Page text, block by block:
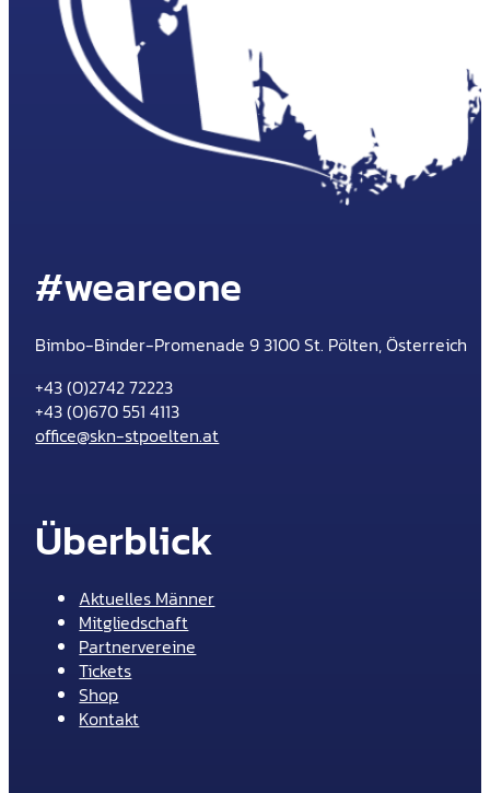
#weareone
Bimbo-Binder-Promenade 9 3100 St. Pölten, Österreich
+43 (0)2742 72223
+43 (0)670 551 4113
office@skn-stpoelten.at
Überblick
Aktuelles Männer
Mitgliedschaft
Partnervereine
Tickets
Shop
Kontakt